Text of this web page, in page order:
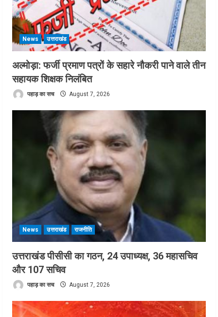
News उत्तराखंड
अल्मोड़ा: फर्जी प्रमाण पत्रों के सहारे नौकरी पाने वाले तीन
सहायक शिक्षक निलंबित
पहाड़ का सच August 7, 2026
News उत्तराखंड राजनीति
उत्तराखंड पीसीसी का गठन, 24 उपाध्यक्ष, 36 महासचिव
और 107 सचिव
पहाड़ का सच August 7, 2026